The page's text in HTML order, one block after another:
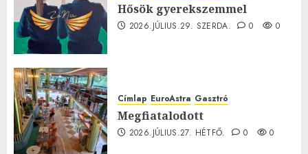
Hősök gyerekszemmel
2026.JÚLIUS.29. SZERDA. 0 0
Címlap EuroAstra Gasztró
Megfiatalodott
2026.JÚLIUS.27. HÉTFŐ. 0 0